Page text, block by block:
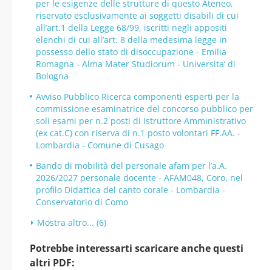
per le esigenze delle strutture di questo Ateneo,
riservato esclusivamente ai soggetti disabili di cui
all’art.1 della Legge 68/99, iscritti negli appositi
elenchi di cui all’art. 8 della medesima legge in
possesso dello stato di disoccupazione - Emilia
Romagna - Alma Mater Studiorum - Universita’ di
Bologna
Avviso Pubblico Ricerca componenti esperti per la
commissione esaminatrice del concorso pubblico per
soli esami per n.2 posti di Istruttore Amministrativo
(ex cat.C) con riserva di n.1 posto volontari FF.AA. -
Lombardia - Comune di Cusago
Bando di mobilità del personale afam per l’a.A.
2026/2027 personale docente - AFAM048, Coro, nel
profilo Didattica del canto corale - Lombardia -
Conservatorio di Como
Mostra altro... (6)
Potrebbe interessarti scaricare anche questi
altri PDF: